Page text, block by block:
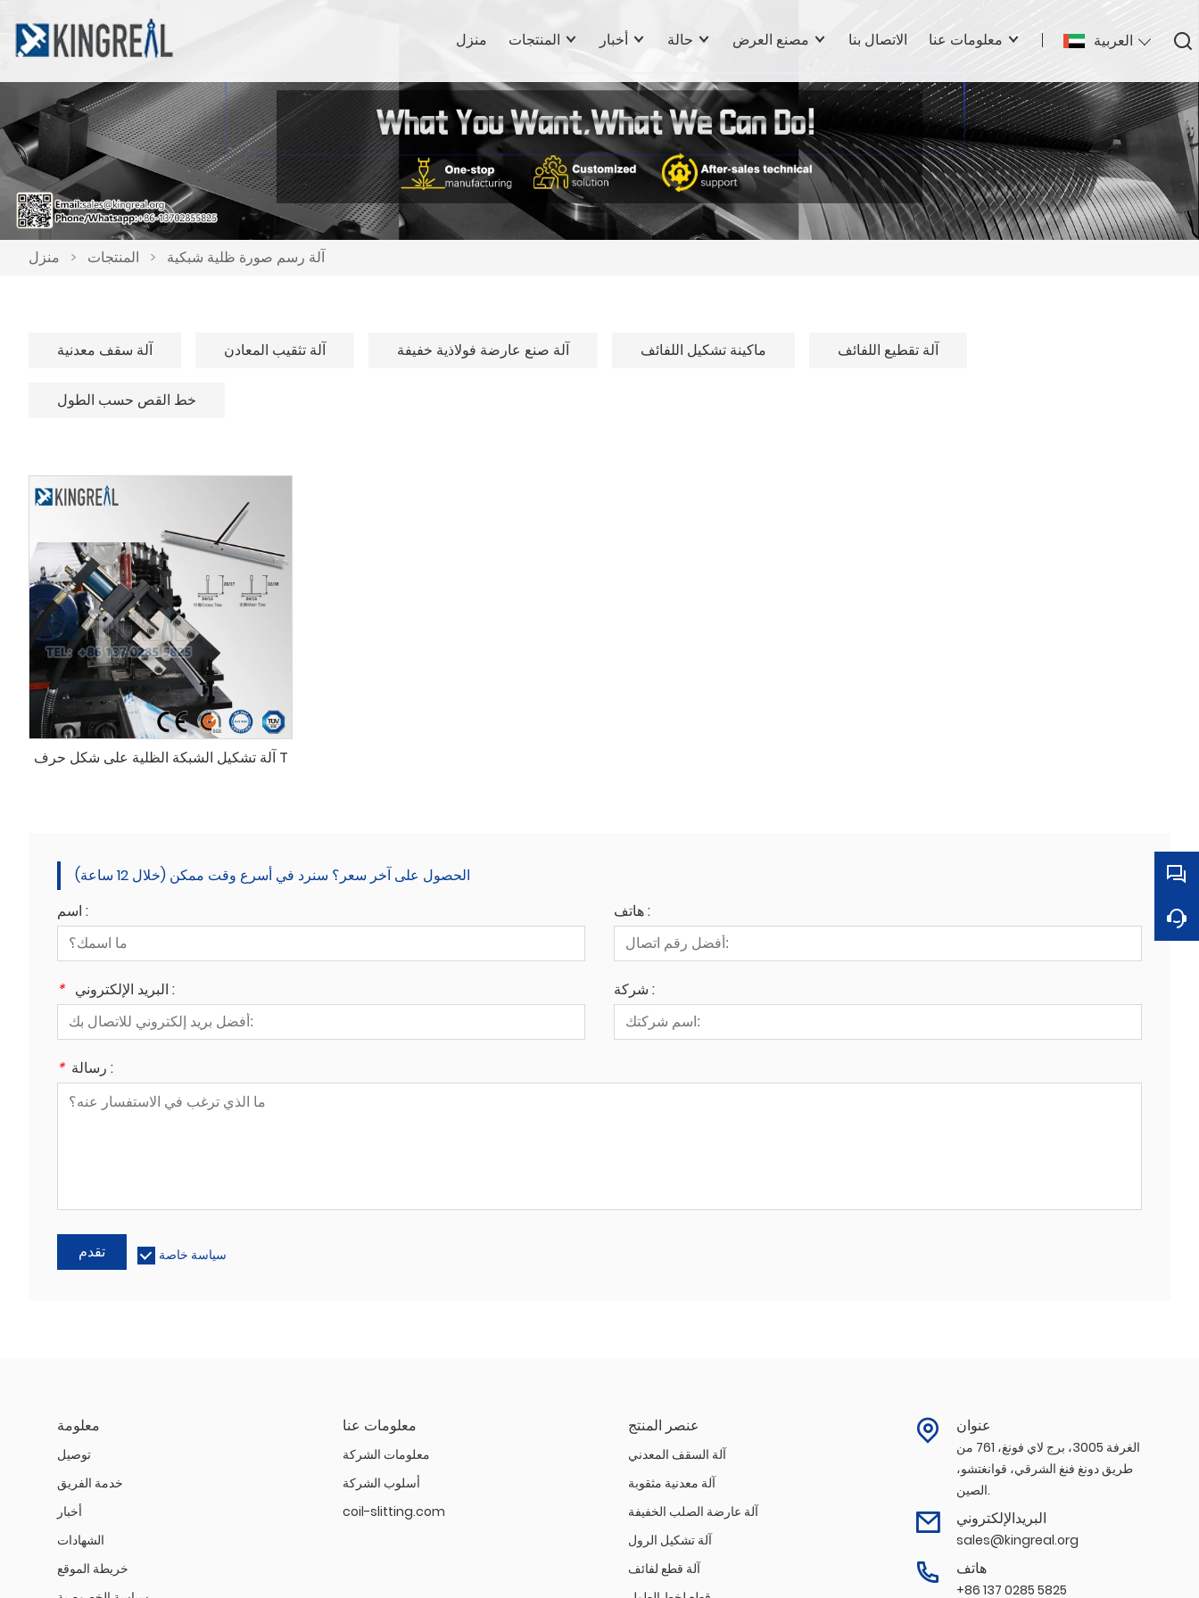
العربية منزل المنتجات أخبار حالة مصنع العرض الاتصال بنا معلومات عنا
منزل > المنتجات > آلة رسم صورة ظلية شبكية
آلة سقف معدنية آلة تثقيب المعادن آلة صنع عارضة فولاذية خفيفة ماكينة تشكيل اللفائف آلة تقطيع اللفائف
خط القص حسب الطول
آلة تشكيل الشبكة الظلية على شكل حرف T
الحصول على آخر سعر؟ سنرد في أسرع وقت ممكن (خلال 12 ساعة)
اسم :
هاتف :
* البريد الإلكتروني : شركة :
* رسالة :
تقدم سياسة خاصة
معلومة
توصيل
خدمة الفريق
أخبار
الشهادات
خريطة الموقع
معلومات عنا
معلومات الشركة
أسلوب الشركة
coil-slitting.com
عنصر المنتج
آلة السقف المعدني
آلة معدنية مثقوبة
آلة عارضة الصلب الخفيفة
آلة تشكيل الرول
آلة قطع لفائف
عنوان
الغرفة 3005، برج لاي فونغ، 761 من
طريق دونغ فنغ الشرقي، قوانغتشو،
الصين.
البريدالإلكتروني
sales@kingreal.org
هاتف
+86 137 0285 5825